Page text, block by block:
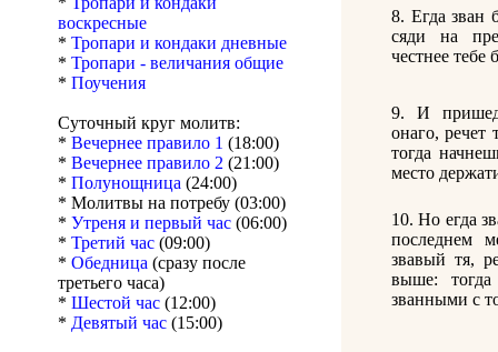
воскресные
* Тропари и кондаки дневные
* Тропари - величания общие
* Поучения
Суточный круг молитв:
* Вечернее правило 1 (18:00)
* Вечернее правило 2 (21:00)
* Полунощница (24:00)
* Молитвы на потребу (03:00)
* Утреня и первый час (06:00)
* Третий час (09:00)
* Обедница (сразу после
третьего часа)
* Шестой час (12:00)
* Девятый час (15:00)
8. Егда зван
сяди на
честнее тебе
9. И
онаго, речет
тогда
место
10. Но егда
последнем
звавый тя,
выше:
званными с